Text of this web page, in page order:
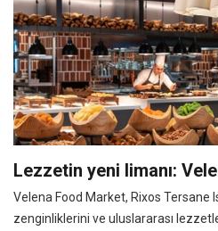
Lezzetin yeni limanı:
Velena Food Market, Rixos Tersane
zenginliklerini ve uluslararası